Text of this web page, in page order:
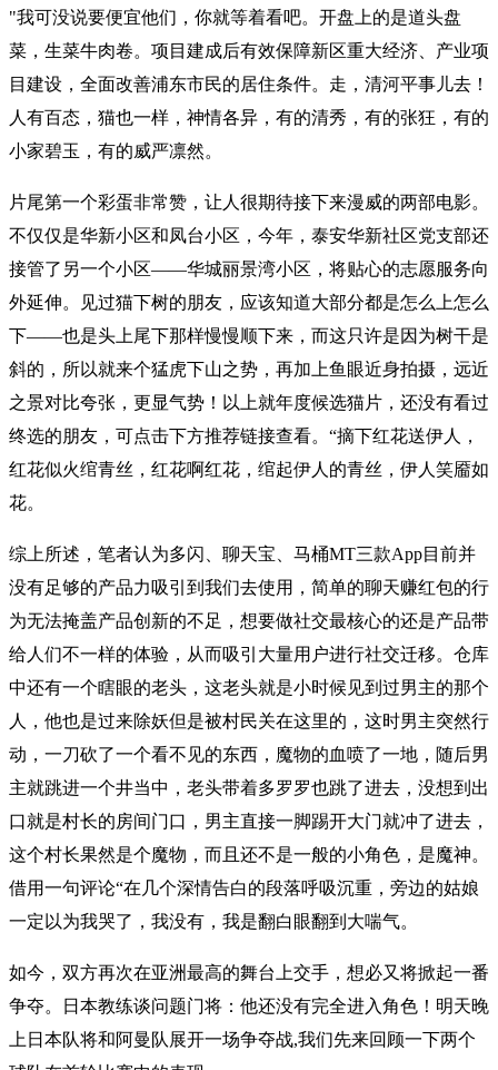
"我可没说要便宜他们，你就等着看吧。开盘上的是道头盘
菜，生菜牛肉卷。项目建成后有效保障新区重大经济、产业项
目建设，全面改善浦东市民的居住条件。走，清河平事儿去！
人有百态，猫也一样，神情各异，有的清秀，有的张狂，有的
小家碧玉，有的威严凛然。
片尾第一个彩蛋非常赞，让人很期待接下来漫威的两部电影。
不仅仅是华新小区和凤台小区，今年，泰安华新社区党支部还
接管了另一个小区——华城丽景湾小区，将贴心的志愿服务向
外延伸。见过猫下树的朋友，应该知道大部分都是怎么上怎么
下——也是头上尾下那样慢慢顺下来，而这只许是因为树干是
斜的，所以就来个猛虎下山之势，再加上鱼眼近身拍摄，远近
之景对比夸张，更显气势！以上就年度候选猫片，还没有看过
终选的朋友，可点击下方推荐链接查看。“摘下红花送伊人，
红花似火绾青丝，红花啊红花，绾起伊人的青丝，伊人笑靥如
花。
综上所述，笔者认为多闪、聊天宝、马桶MT三款App目前并
没有足够的产品力吸引到我们去使用，简单的聊天赚红包的行
为无法掩盖产品创新的不足，想要做社交最核心的还是产品带
给人们不一样的体验，从而吸引大量用户进行社交迁移。仓库
中还有一个瞎眼的老头，这老头就是小时候见到过男主的那个
人，他也是过来除妖但是被村民关在这里的，这时男主突然行
动，一刀砍了一个看不见的东西，魔物的血喷了一地，随后男
主就跳进一个井当中，老头带着多罗罗也跳了进去，没想到出
口就是村长的房间门口，男主直接一脚踢开大门就冲了进去，
这个村长果然是个魔物，而且还不是一般的小角色，是魔神。
借用一句评论“在几个深情告白的段落呼吸沉重，旁边的姑娘
一定以为我哭了，我没有，我是翻白眼翻到大喘气。
如今，双方再次在亚洲最高的舞台上交手，想必又将掀起一番
争夺。日本教练谈问题门将：他还没有完全进入角色！明天晚
上日本队将和阿曼队展开一场争夺战,我们先来回顾一下两个